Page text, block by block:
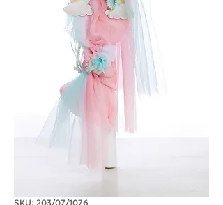
SKU: 203/07/1076